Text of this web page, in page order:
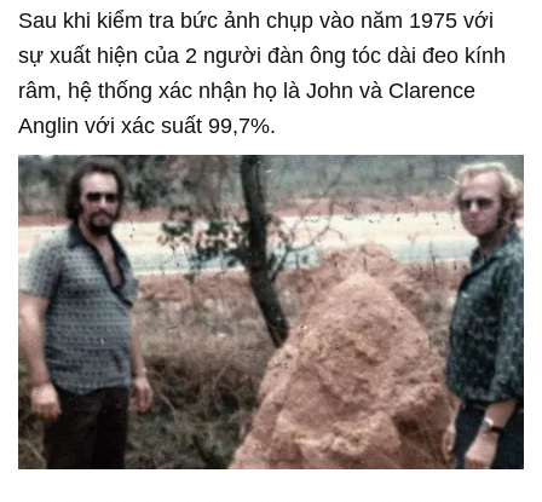
Sau khi kiểm tra bức ảnh chụp vào năm 1975 với
sự xuất hiện của 2 người đàn ông tóc dài đeo kính
râm, hệ thống xác nhận họ là John và Clarence
Anglin với xác suất 99,7%.